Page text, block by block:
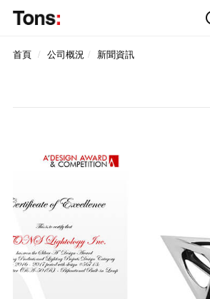
首頁 公司概況 新聞資訊